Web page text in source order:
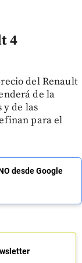
4
del Renault
de la
y de las
para el
desde Google